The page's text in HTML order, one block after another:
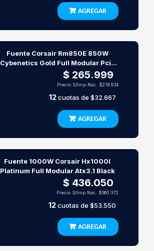
AGREGAR
Fuente Corsair Rm850E 850W
Cybenetics Gold Full Modular Pcie
5.0 White$ 265.999
Precio S/Imp.Nac. $219.834
12cuotas de $32.667
AGREGAR
Fuente 1000W Corsair Hx1000I
Platinum Full Modular Atx3.1 Black
$ 436.050
Precio S/Imp.Nac. $360.372
12cuotas de $53.550
AGREGAR